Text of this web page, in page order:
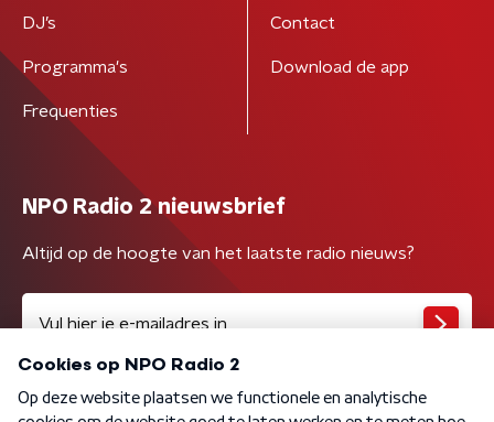
DJ’s
Programma's
Frequenties
Contact
Download de app
NPO Radio 2 nieuwsbrief
Altijd op de hoogte van het laatste radio nieuws?